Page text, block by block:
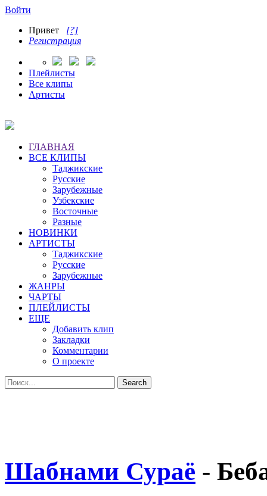
Войти
Привет [?]
Регистрация
Плейлисты
Все клипы
Артисты
ГЛАВНАЯ
ВСЕ КЛИПЫ
Таджикские
Русские
Зарубежные
Узбекские
Восточные
Разные
НОВИНКИ
АРТИСТЫ
Таджикские
Русские
Зарубежные
ЖАНРЫ
ЧАРТЫ
ПЛЕЙЛИСТЫ
ЕЩЕ
Добавить клип
Закладки
Комментарии
О проекте
Шабнами Сураё -